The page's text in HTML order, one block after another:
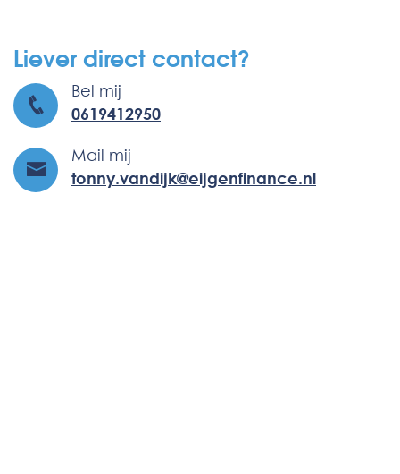
Liever direct contact?
Bel mij
0619412950
Mail mij
tonny.vandijk@eijgenfinance.nl